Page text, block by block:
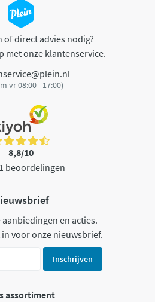
of direct advies nodig?
met onze klantenservice.
vr 08:00 - 17:00)
8,8/10
beoordelingen
en acties.
voor onze nieuwsbrief.
Inschrijven
assortiment